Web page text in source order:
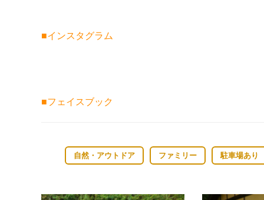
■インスタグラム
■フェイスブック
自然・アウトドア ファミリー 駐車場あり